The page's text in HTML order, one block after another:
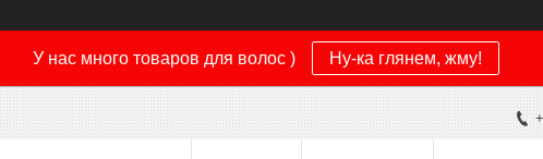
У нас много товаров для волос ) Ну-ка глянем, жму!